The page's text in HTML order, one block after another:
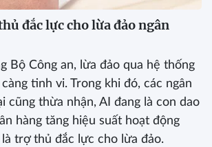
đắc lực cho lừa đảo ngân
Bộ Công an, lừa đảo qua hệ thống
tinh vi. Trong khi đó, các ngân
cũng thừa nhận, AI đang là con dao
hàng tăng hiệu suất hoạt động
là trợ thủ đắc lực cho lừa đảo.